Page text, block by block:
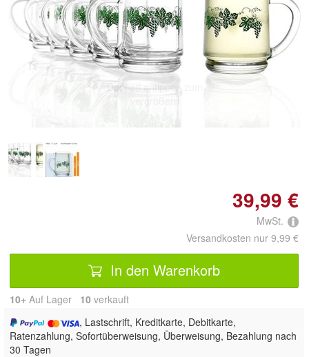
Doppelt antippen zum
39,99 €
MwSt.
Versandkosten nur 9,99 €
In den Warenkorb
10+ Auf Lager 10 verkauft
, Lastschrift, Kreditkarte, Debitkarte,
Ratenzahlung, Sofortüberweisung, Überweisung, Bezahlung nach
30 Tagen